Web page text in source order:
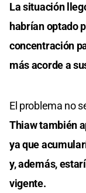
La situación
habrían optado
concentración
más acorde a
El problema no
Thiaw también
ya que
y, además,
vigente.